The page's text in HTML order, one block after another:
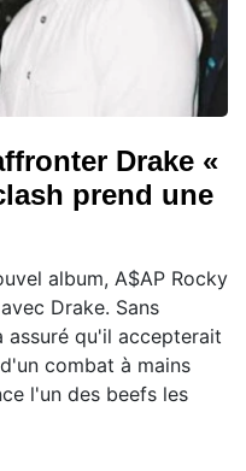
Drake «
prend une
album, A$AP Rocky
Drake. Sans
assuré qu'il accepterait
combat à mains
l'un des beefs les